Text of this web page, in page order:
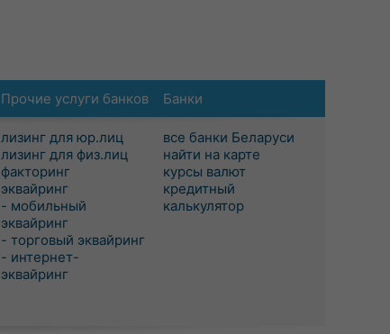
Прочие услуги банков
лизинг для юр.лиц
лизинг для физ.лиц
факторинг
эквайринг
- мобильный
эквайринг
- торговый эквайринг
- интернет-
эквайринг
Банки
все банки Беларуси
найти на карте
курсы валют
кредитный
калькулятор